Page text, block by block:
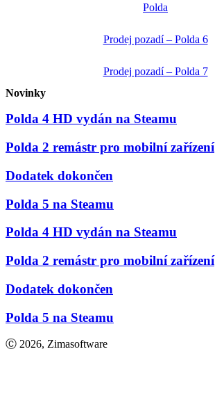
Polda
Prodej pozadí – Polda 6
Prodej pozadí – Polda 7
Novinky
Polda 4 HD vydán na Steamu
Polda 2 remástr pro mobilní zařízení
Dodatek dokončen
Polda 5 na Steamu
Polda 4 HD vydán na Steamu
Polda 2 remástr pro mobilní zařízení
Dodatek dokončen
Polda 5 na Steamu
Ⓒ 2026, Zimasoftware